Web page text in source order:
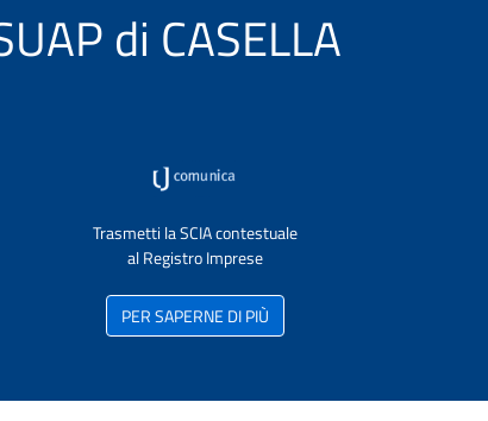
di CASELLA
Trasmetti la SCIA contestuale
al Registro Imprese
PER SAPERNE DI PIÙ